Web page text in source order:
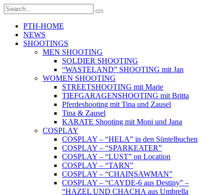
PTH-HOME
NEWS
SHOOTINGS
MEN SHOOTING
SOLDIER SHOOTING
“WASTELAND” SHOOTING mit Jan
WOMEN SHOOTING
STREETSHOOTING mit Marie
TIEFGARAGENSHOOTING mit Britta
Pferdeshooting mit Tina und Zausel
Tina & Zausel
KARATE Shooting mit Moni und Jana
COSPLAY
COSPLAY – “HELA” in den Süntelbuchen
COSPLAY – “SPARKEATER”
COSPLAY – “LUST” on Location
COSPLAY – “TARN”
COSPLAY – “CHAINSAWMAN”
COSPLAY – “CAYDE-6 aus Destiny” –
“HAZEL UND CHACHA aus Umbrella